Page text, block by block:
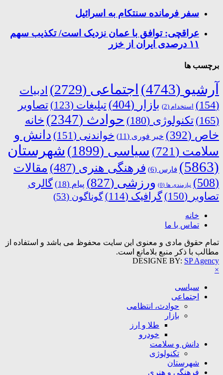
سفر فرمانده سنتکام به اسرائیل
عراقچی: توافق با عمان نزدیک است/ تکذیب سهم
۱۱ درصدی ایران از خزر
برچسب ها
آرشیو (4743) اجتماعی (2729)
ادبیات
(154)
استخدام (2) بازار (404) تبلیغات (123)
تصاویر
(165)
تکنولوژی (180) حوادث (2347)
خانه
خاص (392) خبر فوری (11) خواندنی (151)
دانش و
سلامت (721) سیاسی (1899)
شهرستان
(5863)
فارس (6) فرهنگی هنری (487)
مقالات
(508)
نیازمندی ها (0) ورزشی (827) پیام (18)
گالری
تصاویر (150) گرافیک (114) گوناگون (53)
خانه
تماس با ما
تمام حقوق مادی و معنوی این سایت محفوظ می باشد و استفاده از
مطالب با ذکر منبع بلامانع است.
DESIGNE BY: SP Agency
×
سیاسی
اجتماعی
حوادث، انتظامی
بازار
طلا و ارز
خودرو
دانش و سلامت
تکنولوژی
شهرستان
فرهنگی و هنری